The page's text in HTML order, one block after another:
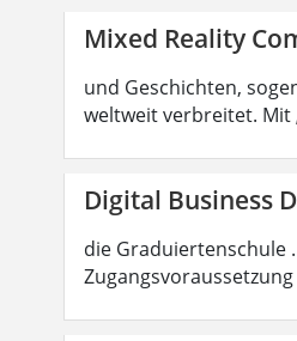
Mixed Reality
und Geschichten,
weltweit verbreitet. Mit
Digital Business
die Graduiertenschule